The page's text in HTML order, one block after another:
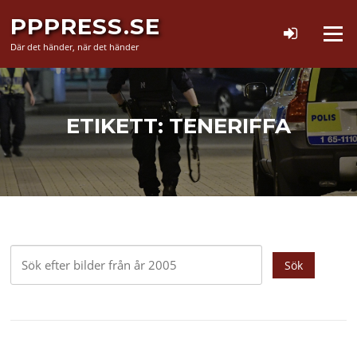
innehåll
PPPRESS.SE
Där det händer, när det händer
Meny
ETIKETT: TENERIFFA
Sök